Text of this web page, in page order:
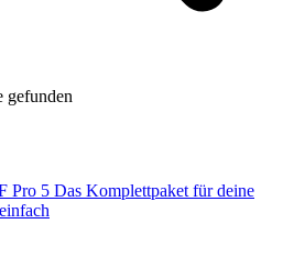
gefunden
Pro 5 Das Komplettpaket für deine